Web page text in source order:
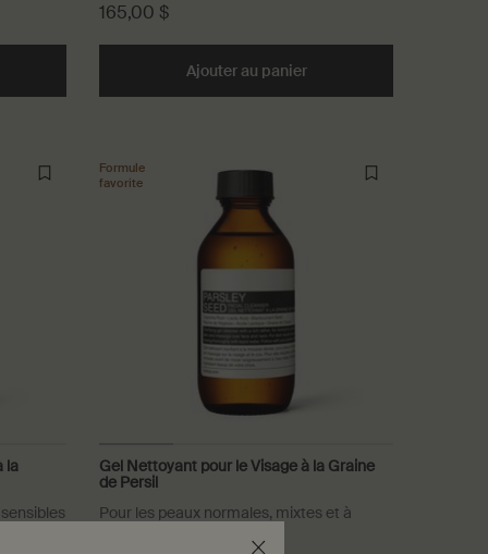
to cart
the Crème Hydratante à la Noix de Camélia pour le Visage to cart
165,00 $
Ajouter au panierAdd the Crème
la
Formule
favorite
Gel Nettoyant pour le Visage à la Graine
de Persil
Pour les peaux normales, mixtes et à